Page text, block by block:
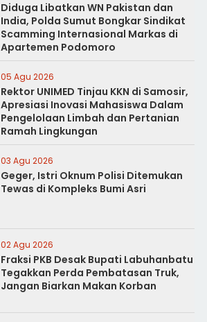
Diduga Libatkan WN Pakistan dan
India, Polda Sumut Bongkar Sindikat
Scamming Internasional Markas di
Apartemen Podomoro
05 Agu 2026
Rektor UNIMED Tinjau KKN di Samosir,
Apresiasi Inovasi Mahasiswa Dalam
Pengelolaan Limbah dan Pertanian
Ramah Lingkungan
03 Agu 2026
Geger, Istri Oknum Polisi Ditemukan
Tewas di Kompleks Bumi Asri
02 Agu 2026
Fraksi PKB Desak Bupati Labuhanbatu
Tegakkan Perda Pembatasan Truk,
Jangan Biarkan Makan Korban